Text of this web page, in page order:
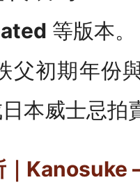
等版本。
父初期年份
本威士忌拍
Kanosuke